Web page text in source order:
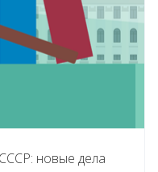
новые дела